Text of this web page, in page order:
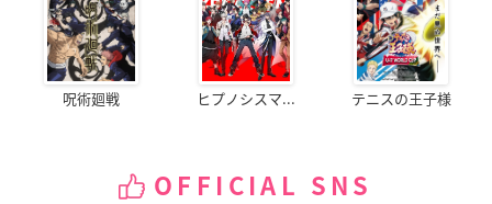
呪術廻戦 ヒプノシスマ... テニスの王子様
OFFICIAL SNS